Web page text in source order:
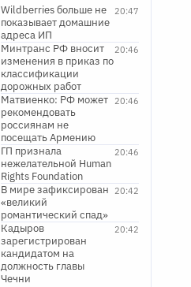
20:47
Wildberries больше не
показывает домашние
адреса ИП
20:46
Минтранс РФ вносит
изменения в приказ по
классификации
дорожных работ
20:46
Матвиенко: РФ может
рекомендовать
россиянам не
посещать Армению
20:46
ГП признала
нежелательной Human
Rights Foundation
20:42
В мире зафиксирован
«великий
романтический спад»
20:42
Кадыров
зарегистрирован
кандидатом на
должность главы
Чечни